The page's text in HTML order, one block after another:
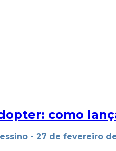
como
- 27 de fevereiro